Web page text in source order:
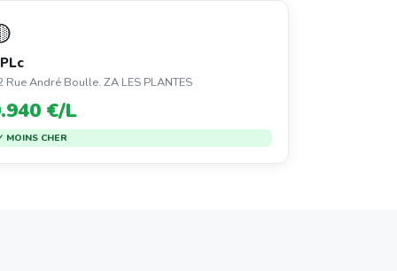
Rue André Boulle. ZA LES PLANTES
€/L
MOINS CHER